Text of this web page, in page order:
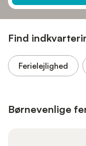
Find
Ferielejlighed
Børnevenlige